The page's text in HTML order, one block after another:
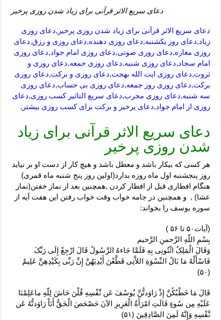
دعای سریع الاثر قرآنی برای زیاد شدن روزی پرخیر
دعای سریع الاثر قرآنی برای زیاد شدن روزی پرخیر,دعای روزی
زیاد,دعای روز یکشنبه,دعای روزی دهنده,دعای روزی و رزق,دعای
روزی مغازه,دعای روزی صوتی,دعای روزی امام جواد,دعای روزی
امام سجاد,دعای روزی شنبه,دعای روزی جمعه,دعای روزی و
ثروت,دعای روزی ایت الله بهجت,دعای روزی و برکت,دعای روزی
برکت,دعای روزی روز جمعه,دعای روزی بی حساب,دعای روزی
سه شنبه,دعای روزی مجرب,دعای سریع التاثیر کسب روزی,دعای
روزی از امام جواد,دعای پرخیر و برکت برای کسب روزی بیشتر,
دعای سریع الاثر قرآنی برای زیاد
شدن روزی پرخیر
هر کسی که بیکار باشد و معطل باشد و هیچ کار از دست او بر نیاید
روز پنجشنبه اول ماه روزه بدارد(اولین روز پنج شنبه ماه قمری)
هنگام افطاری قبل از افطار کردن ,همچنین بعد از نماز خفتن(نماز
عشا) , و همچنین در جامه خواب وقت خواب رفتن این هفت آیه از
سوره یوسف را بخواند:
(آیات۵۰ تا ۵۶ )
بِسْمِ اللّهِ الرَّحمنِ الرَّحيم
وَقَالَ الْمَلِکُ ائْتُونِی بِهِ فَلَمَّا جَاءهُ الرَّسُولُ قَالَ ارْجِعْ إِلَى رَبِّکَ
فَاسْأَلْهُ مَا بَالُ النِّسْوَةِ اللاَّتِی قَطَّعْنَ أَیْدِیَهُنَّ إِنَّ رَبِّی بِکَیْدِهِنَّ عَلِیمٌ
(۵۰)
قَالَ مَا خَطْبُکُنَّ إِذْ رَاوَدتُّنَّ یُوسُفَ عَن نَّفْسِهِ قُلْنَ حَاشَ لِلّهِ ماعَلِمْنَا
عَلَیْهِ مِن سُوءٍ قَالَتِ امْرَأَةُ الْعَزِیزِ الآنَ حَصْحَصَ الْحَقُّ أَنَاْ رَاوَدتُّهُ عَن
نَّفْسِهِ وَإِنَّهُ لَمِنَ الصَّادِقِینَ (۵۱)